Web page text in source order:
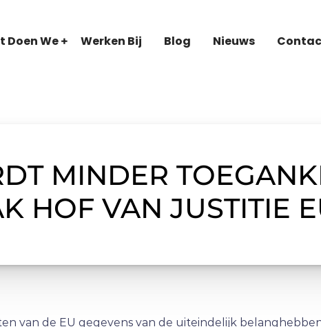
Doen We Werken Bij Blog Nieuws
MINDER
HOF VAN JUSTITIE
van de EU gegevens van de uiteindelijk